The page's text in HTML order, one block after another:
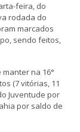
feira, do
rodada do
marcados
sendo feitos,
na 16°
(7 vitórias, 11
Juventude por
por saldo de